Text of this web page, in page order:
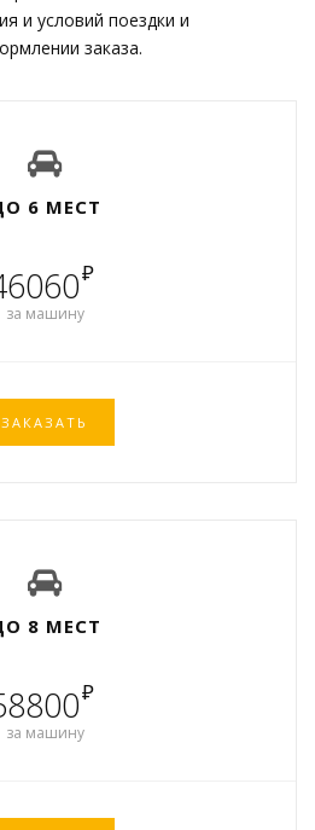
и условий поездки и
заказа.
6 МЕСТ
₽
за машину
ЗАКАЗАТЬ
8 МЕСТ
₽
за машину